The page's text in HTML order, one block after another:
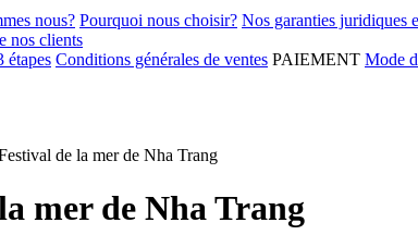
nous? Pourquoi nous choisir? Nos garanties juridiques
nos clients
étapes Conditions générales de ventes PAIEMENT Mode
de la mer de Nha Trang
mer de Nha Trang